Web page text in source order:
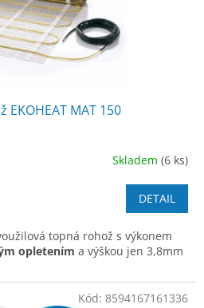
EKOHEAT MAT 150
Skladem(6 ks)
DETAIL
topná rohož s výkonem
opletením a výškou jen 3,8mm
Kód: 8594167161336